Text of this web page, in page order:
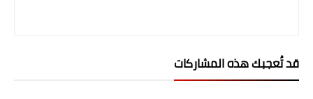
قد تُعجبك هذه المشاركات